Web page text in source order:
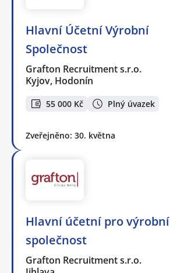
Hlavní Účetní Výrobní
Společnost
Grafton Recruitment s.r.o.
Kyjov, Hodonín
55 000 Kč Plný úvazek
Zveřejněno: 30. května
Hlavní účetní pro výrobní
společnost
Grafton Recruitment s.r.o.